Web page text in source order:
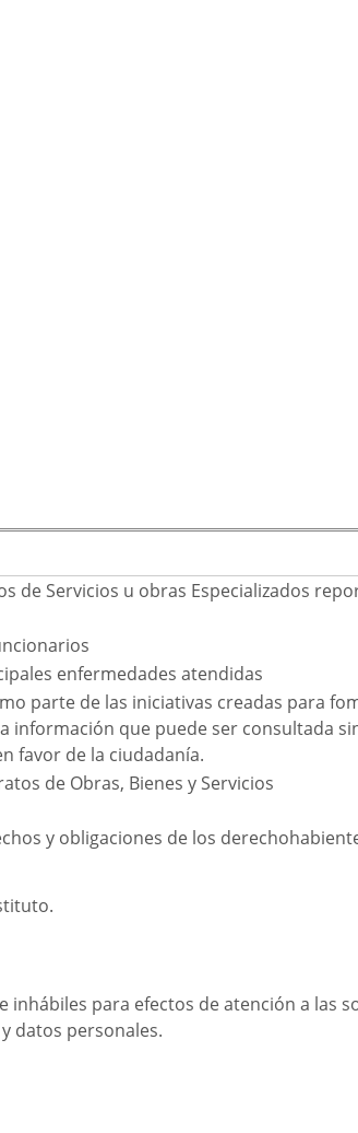
de Servicios u obras Especializados
enfermedades atendidas
parte de las iniciativas creadas para
información que puede ser consultada
favor de la ciudadanía.
de Obras, Bienes y Servicios
y obligaciones de los
inhábiles para efectos de atención a las
datos personales.